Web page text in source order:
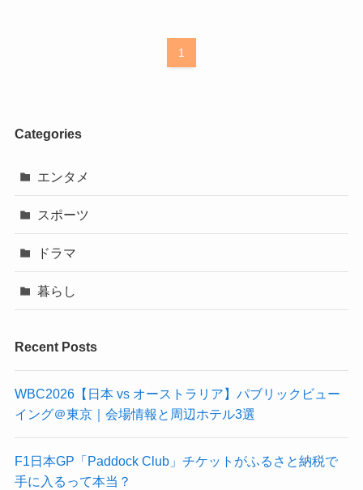
1
Categories
エンタメ
スポーツ
ドラマ
暮らし
Recent Posts
WBC2026【日本 vs オーストラリア】パブリックビュー
イング＠東京｜会場情報と周辺ホテル3選
F1日本GP「Paddock Club」チケットがふるさと納税で
手に入るって本当？